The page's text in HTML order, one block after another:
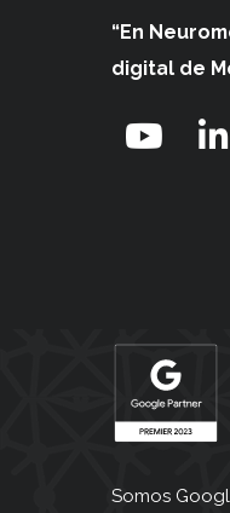
“En
digital de
Somos